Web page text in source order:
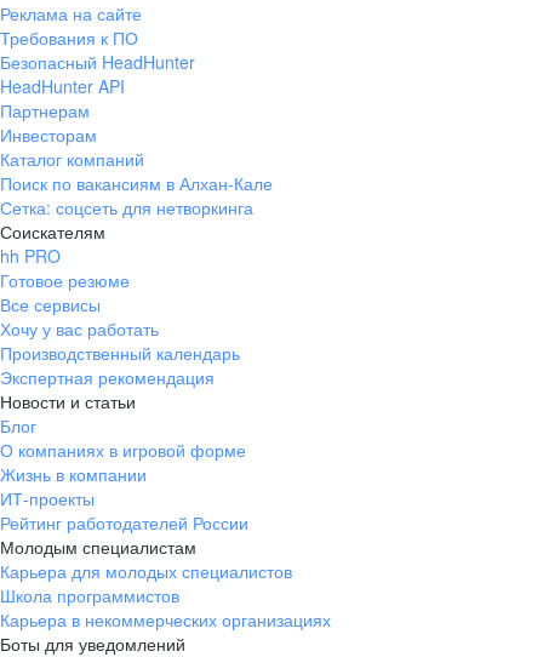
Реклама на сайте
Требования к ПО
Безопасный HeadHunter
HeadHunter API
Партнерам
Инвесторам
Каталог компаний
Поиск по вакансиям в Алхан-Кале
Сетка: соцсеть для нетворкинга
Соискателям
hh PRO
Готовое резюме
Все сервисы
Хочу у вас работать
Производственный календарь
Экспертная рекомендация
Новости и статьи
Блог
О компаниях в игровой форме
Жизнь в компании
ИТ-проекты
Рейтинг работодателей России
Молодым специалистам
Карьера для молодых специалистов
Школа программистов
Карьера в некоммерческих организациях
Боты для уведомлений